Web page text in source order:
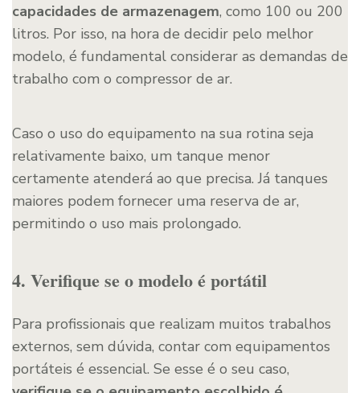
capacidades de armazenagem, como 100 ou 200
litros. Por isso, na hora de decidir pelo melhor
modelo, é fundamental considerar as demandas de
trabalho com o compressor de ar.
Caso o uso do equipamento na sua rotina seja
relativamente baixo, um tanque menor
certamente atenderá ao que precisa. Já tanques
maiores podem fornecer uma reserva de ar,
permitindo o uso mais prolongado.
4. Verifique se o modelo é portátil
Para profissionais que realizam muitos trabalhos
externos, sem dúvida, contar com equipamentos
portáteis é essencial. Se esse é o seu caso,